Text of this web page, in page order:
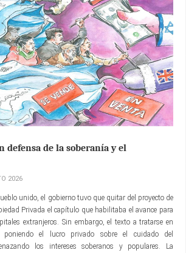
defensa de la soberanía y el
2026
unido, el gobierno tuvo que quitar del proyecto de
Privada el capítulo que habilitaba el avance para
extranjeros. Sin embargo, el texto a tratarse en
poniendo el lucro privado sobre el cuidado del
los intereses soberanos y populares. La